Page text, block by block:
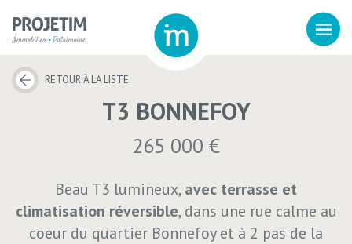
RETOUR À LA LISTE
T3 BONNEFOY
265 000 €
Beau T3 lumineux,avec terrasse et
climatisation réversible, dans une rue calme au
coeur du quartier Bonnefoy et à 2 pas de la